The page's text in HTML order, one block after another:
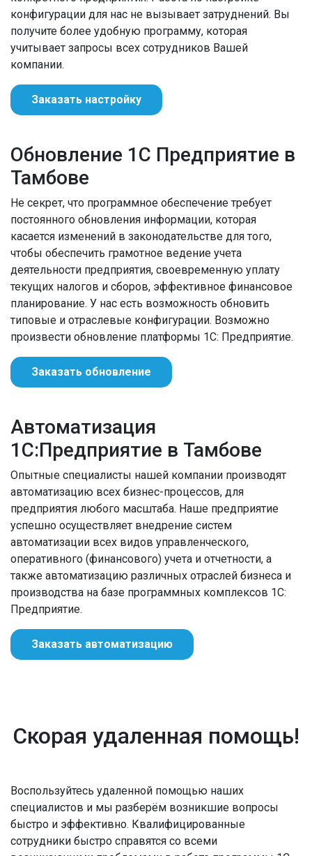
конфигурации для нас не вызывает затруднений. Вы
получите более удобную программу, которая
учитывает запросы всех сотрудников Вашей
компании.
Заказать настройку
Обновление 1С Предприятие в
Тамбове
Не секрет, что программное обеспечение требует
постоянного обновления информации, которая
касается изменений в законодательстве для того,
чтобы обеспечить грамотное ведение учета
деятельности предприятия, своевременную уплату
текущих налогов и сборов, эффективное финансовое
планирование. У нас есть возможность обновить
типовые и отраслевые конфигурации. Возможно
произвести обновление платформы 1С: Предприятие.
Заказать обновление
Автоматизация
1С:Предприятие в Тамбове
Опытные специалисты нашей компании производят
автоматизацию всех бизнес-процессов, для
предприятия любого масштаба. Наше предприятие
успешно осуществляет внедрение систем
автоматизации всех видов управленческого,
оперативного (финансового) учета и отчетности, а
также автоматизацию различных отраслей бизнеса и
производства на базе программных комплексов 1С:
Предприятие.
Заказать автоматизацию
Скорая удаленная помощь!
Воспользуйтесь удаленной помощью наших
специалистов и мы разберём возникшие вопросы
быстро и эффективно. Квалифицированные
сотрудники быстро справятся со всеми